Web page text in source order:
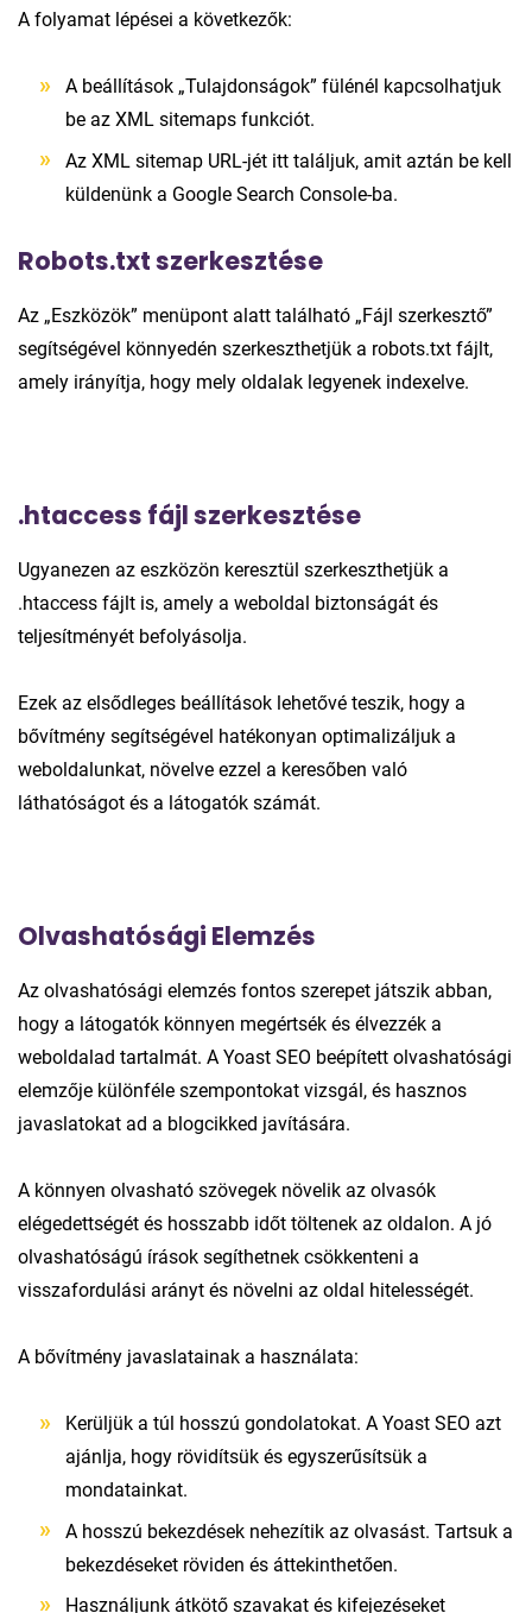
A folyamat lépései a következők:
A beállítások „Tulajdonságok” fülénél kapcsolhatjuk
be az XML sitemaps funkciót.
Az XML sitemap URL-jét itt találjuk, amit aztán be kell
küldenünk a Google Search Console-ba.
Robots.txt szerkesztése
Az „Eszközök” menüpont alatt található „Fájl szerkesztő”
segítségével könnyedén szerkeszthetjük a robots.txt fájlt,
amely irányítja, hogy mely oldalak legyenek indexelve.
.htaccess fájl szerkesztése
Ugyanezen az eszközön keresztül szerkeszthetjük a
.htaccess fájlt is, amely a weboldal biztonságát és
teljesítményét befolyásolja.
Ezek az elsődleges beállítások lehetővé teszik, hogy a
bővítmény segítségével hatékonyan optimalizáljuk a
weboldalunkat, növelve ezzel a keresőben való
láthatóságot és a látogatók számát.
Olvashatósági Elemzés
Az olvashatósági elemzés fontos szerepet játszik abban,
hogy a látogatók könnyen megértsék és élvezzék a
weboldalad tartalmát. A Yoast SEO beépített olvashatósági
elemzője különféle szempontokat vizsgál, és hasznos
javaslatokat ad a blogcikked javítására.
A könnyen olvasható szövegek növelik az olvasók
elégedettségét és hosszabb időt töltenek az oldalon. A jó
olvashatóságú írások segíthetnek csökkenteni a
visszafordulási arányt és növelni az oldal hitelességét.
A bővítmény javaslatainak a használata:
Kerüljük a túl hosszú gondolatokat. A Yoast SEO azt
ajánlja, hogy rövidítsük és egyszerűsítsük a
mondatainkat.
A hosszú bekezdések nehezítik az olvasást. Tartsuk a
bekezdéseket röviden és áttekinthetően.
Használjunk átkötő szavakat és kifejezéseket